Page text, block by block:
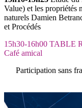
Value) et les propriétés
naturels Damien
et Procédés
15h30-16h00 TABLE
Café amical
Participation sans